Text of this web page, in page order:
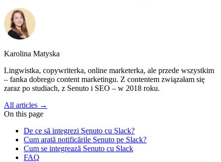
Karolina Matyska
Lingwistka, copywriterka, online marketerka, ale przede wszystkim
– fanka dobrego content marketingu. Z contentem związałam się
zaraz po studiach, z Senuto i SEO – w 2018 roku.
All articles →
On this page
De ce să integrezi Senuto cu Slack?
Cum arată notificările Senuto pe Slack?
Cum se integrează Senuto cu Slack
FAQ